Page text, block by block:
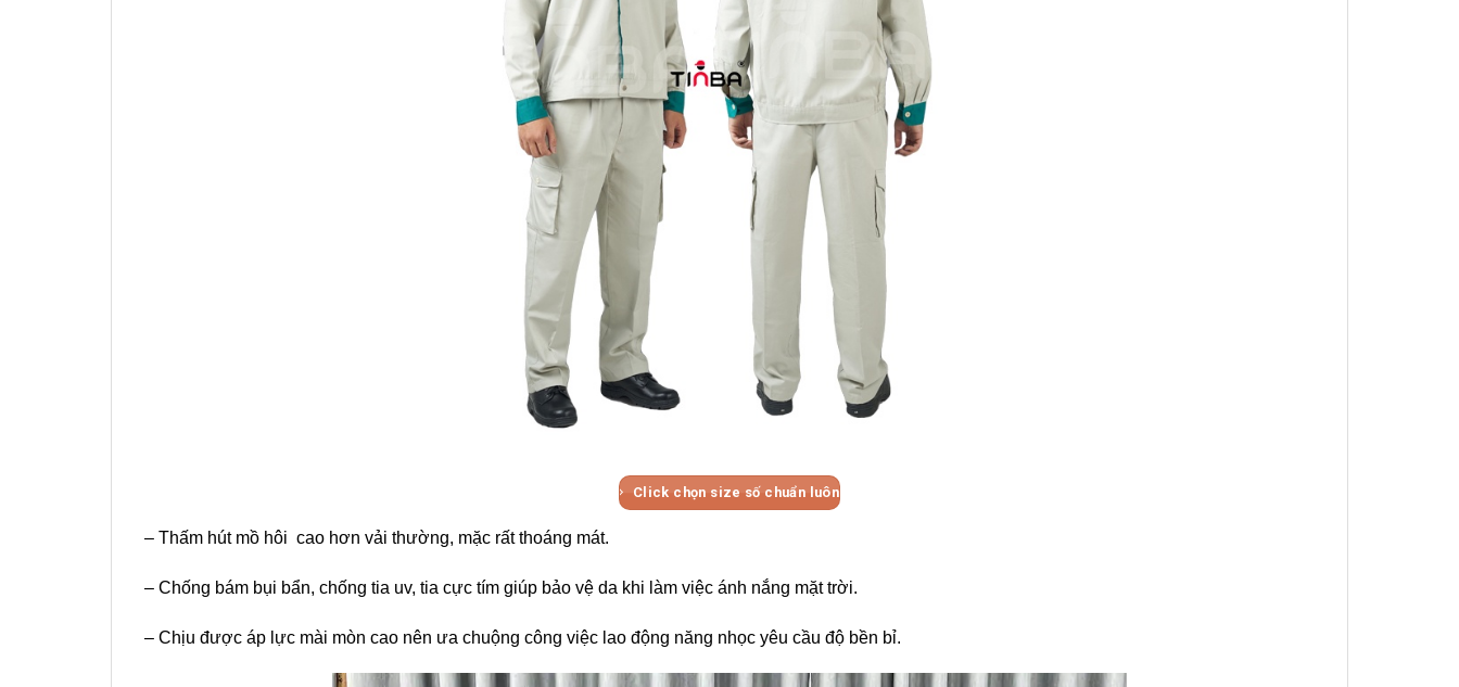
Click chọn size số chuẩn luôn
– Thấm hút mồ hôi cao hơn vải thường, mặc rất thoáng mát.
– Chống bám bụi bẩn, chống tia uv, tia cực tím giúp bảo vệ da khi làm việc ánh nắng mặt trời.
– Chịu được áp lực mài mòn cao nên ưa chuộng công việc lao động năng nhọc yêu cầu độ bền bỉ.